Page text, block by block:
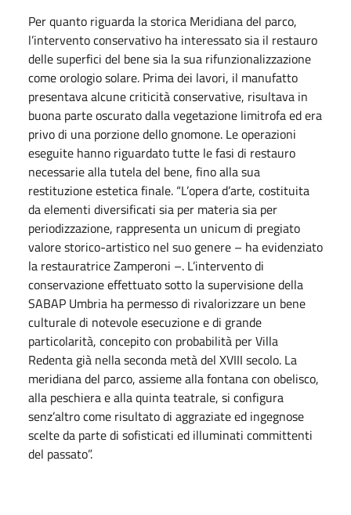
Per quanto riguarda la storica Meridiana del parco,
l’intervento conservativo ha interessato sia il restauro
delle superfici del bene sia la sua rifunzionalizzazione
come orologio solare. Prima dei lavori, il manufatto
presentava alcune criticità conservative, risultava in
buona parte oscurato dalla vegetazione limitrofa ed era
privo di una porzione dello gnomone. Le operazioni
eseguite hanno riguardato tutte le fasi di restauro
necessarie alla tutela del bene, fino alla sua
restituzione estetica finale. “L’opera d’arte, costituita
da elementi diversificati sia per materia sia per
periodizzazione, rappresenta un unicum di pregiato
valore storico-artistico nel suo genere – ha evidenziato
la restauratrice Zamperoni –. L’intervento di
conservazione effettuato sotto la supervisione della
SABAP Umbria ha permesso di rivalorizzare un bene
culturale di notevole esecuzione e di grande
particolarità, concepito con probabilità per Villa
Redenta già nella seconda metà del XVIII secolo. La
meridiana del parco, assieme alla fontana con obelisco,
alla peschiera e alla quinta teatrale, si configura
senz’altro come risultato di aggraziate ed ingegnose
scelte da parte di sofisticati ed illuminati committenti
del passato”.